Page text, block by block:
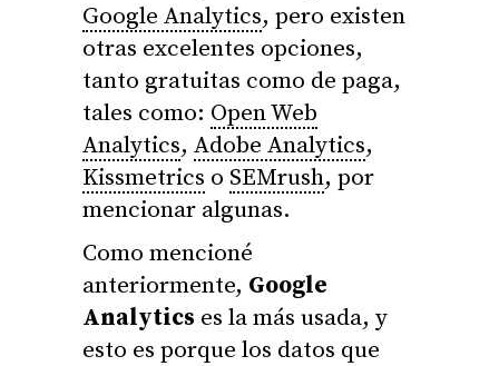
Google Analytics, pero existen
otras excelentes opciones,
tanto gratuitas como de paga,
tales como: Open Web
Analytics, Adobe Analytics,
Kissmetrics o SEMrush, por
mencionar algunas.
Como mencioné
anteriormente, Google
Analytics es la más usada, y
esto es porque los datos que